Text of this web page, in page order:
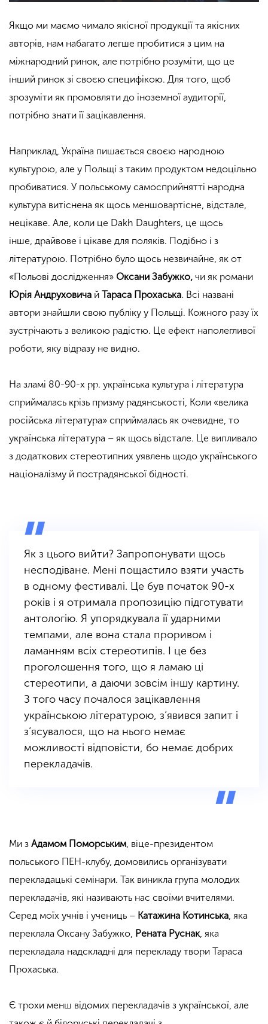
Якщо ми маємо чимало якісної продукції та якісних
авторів, нам набагато легше пробитися з цим на
міжнародний ринок, але потрібно розуміти, що це
інший ринок зі своєю специфікою. Для того, щоб
зрозуміти як промовляти до іноземної аудиторії,
потрібно знати її зацікавлення.
Наприклад, Україна пишається своєю народною
культурою, але у Польщі з таким продуктом недоцільно
пробиватися. У польському самосприйнятті народна
культура витіснена як щось меншовартісне, відстале,
нецікаве. Але, коли це Dakh Daughters, це щось
інше, драйвове і цікаве для поляків. Подібно і з
літературою. Потрібно було щось незвичайне, як от
«Польові дослідження» Оксани Забужко, чи як романи
Юрія Андруховича й Тараса Прохаська. Всі названі
автори знайшли свою публіку у Польщі. Кожного разу їх
зустрічають з великою радістю. Це ефект наполегливої
роботи, яку відразу не видно.
На зламі 80-90-х рр. українська культура і література
сприймалась крізь призму радянськості, Коли «велика
російська література» сприймалась як очевидне, то
українська література – як щось відстале. Це випливало
з додаткових стереотипних уявлень щодо українського
націоналізму й пострадянської бідності.
Як з цього вийти? Запропонувати щось
несподіване. Мені пощастило взяти участь
в одному фестивалі. Це був початок 90-х
років і я отримала пропозицію підготувати
антологію. Я упорядкувала її ударними
темпами, але вона стала проривом і
ламанням всіх стереотипів. І це без
проголошення того, що я ламаю ці
стереотипи, а даючи зовсім іншу картину.
З того часу почалося зацікавлення
українською літературою, з’явився запит і
з’ясувалося, що на нього немає
можливості відповісти, бо немає добрих
перекладачів.
Ми з Адамом Поморським , віце-президентом
польського ПЕН-клубу, домовились організувати
перекладацькі семінари. Так виникла група молодих
перекладачів, які називають нас своїми вчителями.
Серед моїх учнів і учениць – Катажина Котинська , яка
переклала Оксану Забужко, Рената Руснак , яка
перекладала надскладні для перекладу твори Тараса
Прохаська.
Є трохи менш відомих перекладачів з української, але